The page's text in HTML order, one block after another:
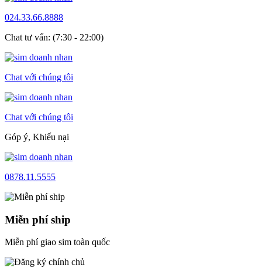
024.33.66.8888
Chat tư vấn: (7:30 - 22:00)
Chat với chúng tôi
Chat với chúng tôi
Góp ý, Khiếu nại
0878.11.5555
Miễn phí ship
Miễn phí giao sim toàn quốc